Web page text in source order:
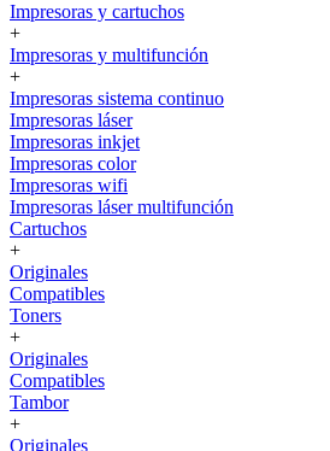
Impresoras y cartuchos
+
Impresoras y multifunción
+
Impresoras sistema continuo
Impresoras láser
Impresoras inkjet
Impresoras color
Impresoras wifi
Impresoras láser multifunción
Cartuchos
+
Originales
Compatibles
Toners
+
Originales
Compatibles
Tambor
+
Originales